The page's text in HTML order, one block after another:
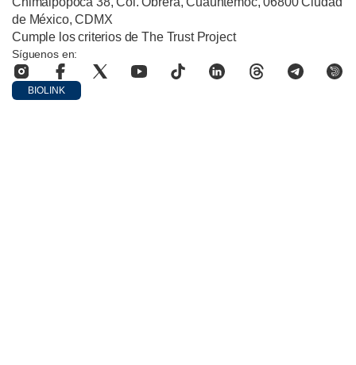
de México, CDMX
Cumple los criterios de The Trust Project
Síguenos en:
BIOLINK